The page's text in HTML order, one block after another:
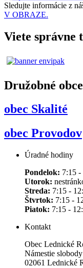
Sledujte informácie z
V OBRAZE.
Viete správne
Družobné obce
obec Skalité
obec Provodov
Úradné hodiny
Pondelok: 7:15
Utorok:
Streda: 7:15 -
Štvrtok: 7:15 -
Piatok: 7:15 -
Kontakt
Obec Lednické
Námestie
02061 Lednické